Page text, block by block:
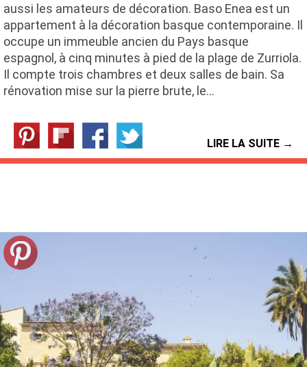
aussi les amateurs de décoration. Baso Enea est un
appartement à la décoration basque contemporaine. Il
occupe un immeuble ancien du Pays basque
espagnol, à cinq minutes à pied de la plage de Zurriola.
Il compte trois chambres et deux salles de bain. Sa
rénovation mise sur la pierre brute, le…
LIRE LA SUITE →